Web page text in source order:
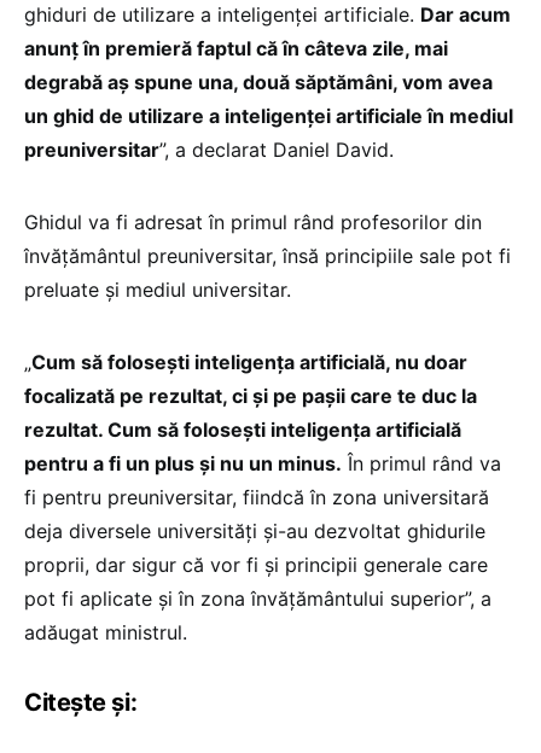
ghiduri de utilizare a inteligenței artificiale. Dar acum
anunț în premieră faptul că în câteva zile, mai
degrabă aș spune una, două săptămâni, vom avea
un ghid de utilizare a inteligenței artificiale în mediul
preuniversitar”, a declarat Daniel David.
Ghidul va fi adresat în primul rând profesorilor din
învățământul preuniversitar, însă principiile sale pot fi
preluate și mediul universitar.
„Cum să folosești inteligența artificială, nu doar
focalizată pe rezultat, ci și pe pașii care te duc la
rezultat. Cum să folosești inteligența artificială
pentru a fi un plus și nu un minus. În primul rând va
fi pentru preuniversitar, fiindcă în zona universitară
deja diversele universități și-au dezvoltat ghidurile
proprii, dar sigur că vor fi și principii generale care
pot fi aplicate și în zona învățământului superior”, a
adăugat ministrul.
Citește și: